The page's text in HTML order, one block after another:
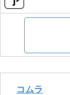
コムラ